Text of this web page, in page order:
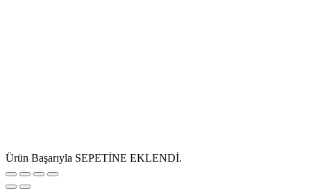
Ürün Başarıyla SEPETİNE EKLENDİ.